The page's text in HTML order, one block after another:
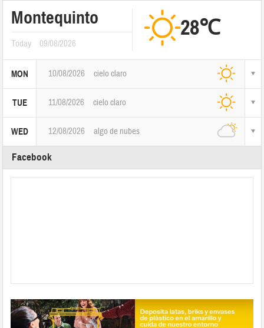
Montequinto
Today 09/08/2026
28℃
MON 10/08/2026 cielo claro
TUE 11/08/2026 cielo claro
WED 12/08/2026 algo de nubes
Facebook